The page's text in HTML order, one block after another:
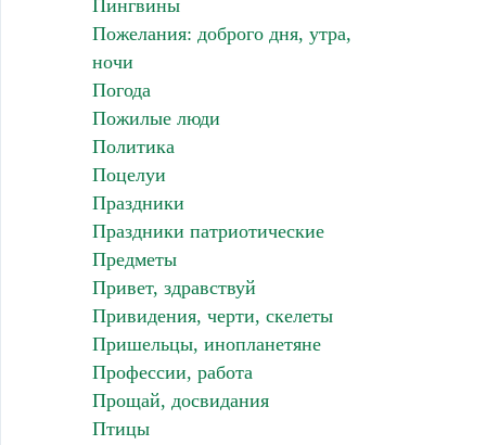
Пингвины
Пожелания: доброго дня, утра,
ночи
Погода
Пожилые люди
Политика
Поцелуи
Праздники
Праздники патриотические
Предметы
Привет, здравствуй
Привидения, черти, скелеты
Пришельцы, инопланетяне
Профессии, работа
Прощай, досвидания
Птицы